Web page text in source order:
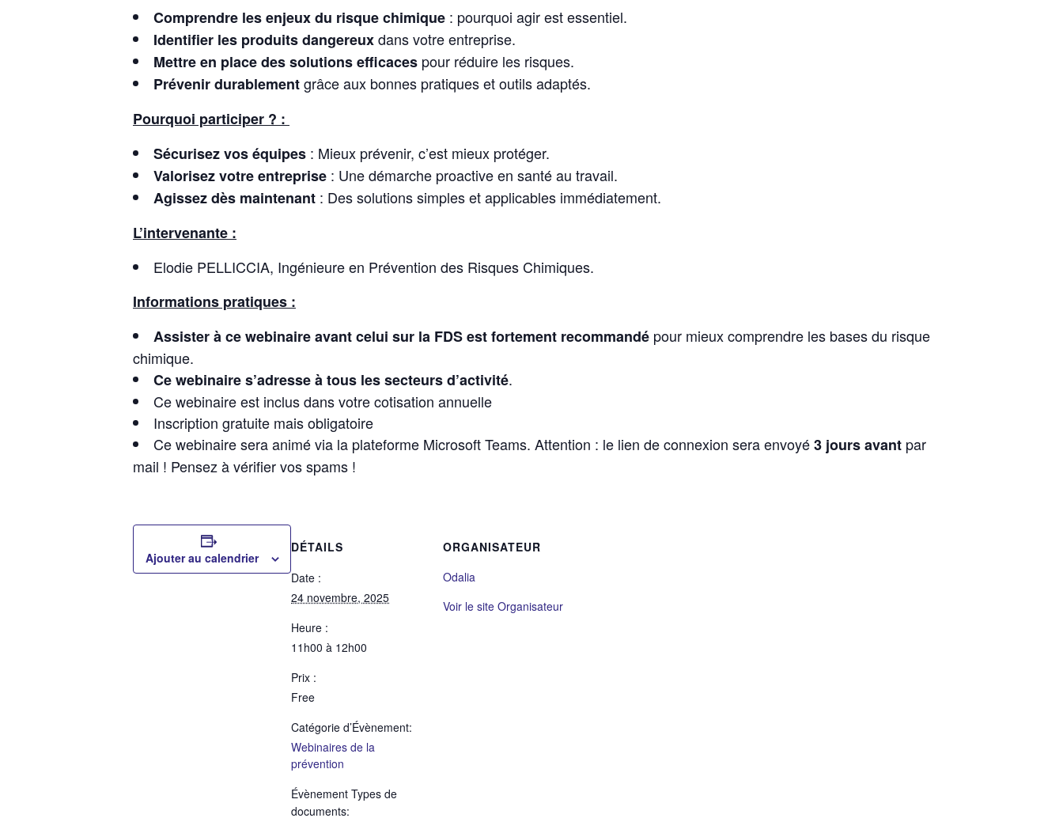
Comprendre les enjeux du risque chimique : pourquoi agir est essentiel.
Identifier les produits dangereuxdans votre entreprise.
Mettre en place des solutions efficaces pour réduire les risques.
Prévenir durablementgrâce aux bonnes pratiques et outils adaptés.
Pourquoi participer ? :
Sécurisez vos équipes : Mieux prévenir, c’est mieux protéger.
Valorisez votre entreprise : Une démarche proactive en santé au travail.
Agissez dès maintenant : Des solutions simples et applicables immédiatement.
L’intervenante :
Elodie PELLICCIA, Ingénieure en Prévention des Risques Chimiques.
Informations pratiques :
Assister à ce webinaire avant celui sur la FDS est fortement recommandé pour mieux comprendre les bases du risque
chimique.
Ce webinaire s’adresse à tous les secteurs d’activité.
Ce webinaire est inclus dans votre cotisation annuelle
Inscription gratuite mais obligatoire
Ce webinaire sera animé via la plateforme Microsoft Teams. Attention : le lien de connexion sera envoyé3 jours avant par
mail ! Pensez à vérifier vos spams !
Ajouter au calendrier
DÉTAILS
Date :
24 novembre, 2025
Heure :
11h00 à 12h00
Prix :
Free
Catégorie d’Évènement:
Webinaires de la
prévention
Évènement Types de
documents:
ORGANISATEUR
Odalia
Voir le site Organisateur